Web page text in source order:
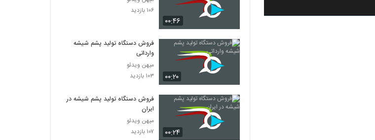
۰۰:۴۶
۱۰۶ بازدید
۰۰:۲۰
فروش دستگاه تولید پشم شیشه
وارداتی
میهن ویدئو
۱۰۳ بازدید
۰۰:۲۴
فروش دستگاه تولید پشم شیشه در
ایران
میهن ویدئو
۱۰۷ بازدید